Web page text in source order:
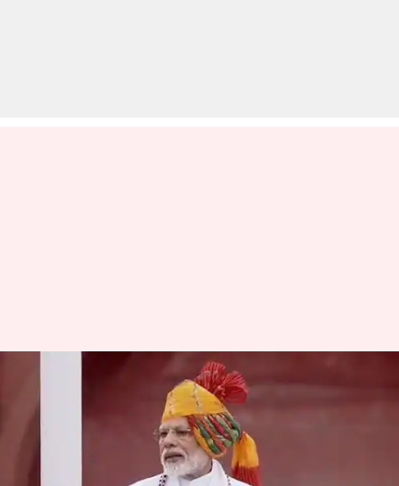
73वें स्वतंत्रता दिवस पर प्रधानमंत्री
मोदी ने किया देश को संबोधित, कही
ये बड़ी बातें
Aug 15, 2019 09:45 am